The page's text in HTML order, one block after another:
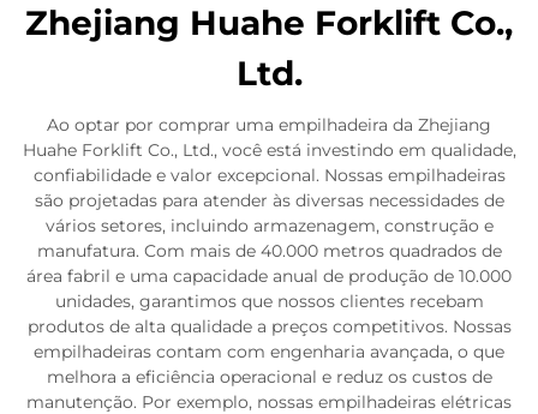
Zhejiang Huahe Forklift Co.,
Ltd.
Ao optar por comprar uma empilhadeira da Zhejiang
Huahe Forklift Co., Ltd., você está investindo em qualidade,
confiabilidade e valor excepcional. Nossas empilhadeiras
são projetadas para atender às diversas necessidades de
vários setores, incluindo armazenagem, construção e
manufatura. Com mais de 40.000 metros quadrados de
área fabril e uma capacidade anual de produção de 10.000
unidades, garantimos que nossos clientes recebam
produtos de alta qualidade a preços competitivos. Nossas
empilhadeiras contam com engenharia avançada, o que
melhora a eficiência operacional e reduz os custos de
manutenção. Por exemplo, nossas empilhadeiras elétricas